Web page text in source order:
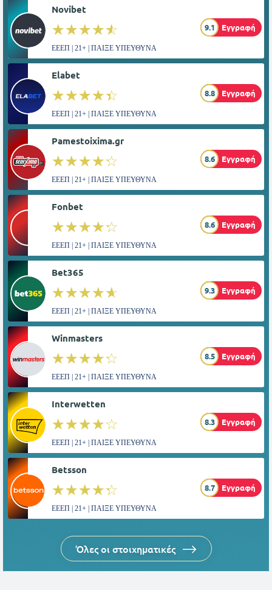
Novibet
☆☆☆☆☆
★★★★★ 9.1 Εγγραφή
ΕΕΕΠ | 21+ | ΠΑΙΞΕ ΥΠΕΥΘΥΝΑ
Elabet
☆☆☆☆☆
★★★★★ 8.8 Εγγραφή
ΕΕΕΠ | 21+ | ΠΑΙΞΕ ΥΠΕΥΘΥΝΑ
Pamestoixima.gr
☆☆☆☆☆
★★★★★ 8.6 Εγγραφή
ΕΕΕΠ | 21+ | ΠΑΙΞΕ ΥΠΕΥΘΥΝΑ
Fonbet
☆☆☆☆☆
★★★★★ 8.6 Εγγραφή
ΕΕΕΠ | 21+ | ΠΑΙΞΕ ΥΠΕΥΘΥΝΑ
Bet365
☆☆☆☆☆
★★★★★ 9.3 Εγγραφή
ΕΕΕΠ | 21+ | ΠΑΙΞΕ ΥΠΕΥΘΥΝΑ
Winmasters
☆☆☆☆☆
★★★★★ 8.5 Εγγραφή
ΕΕΕΠ | 21+ | ΠΑΙΞΕ ΥΠΕΥΘΥΝΑ
Interwetten
☆☆☆☆☆
★★★★★ 8.3 Εγγραφή
ΕΕΕΠ | 21+ | ΠΑΙΞΕ ΥΠΕΥΘΥΝΑ
Betsson
☆☆☆☆☆
★★★★★ 8.7 Εγγραφή
ΕΕΕΠ | 21+ | ΠΑΙΞΕ ΥΠΕΥΘΥΝΑ
Όλες οι στοιχηματικές